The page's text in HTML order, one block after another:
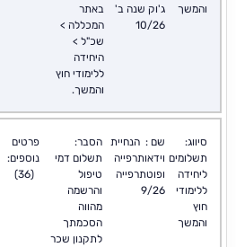
והמשך
ג'וק שנה ב'
10/26
באתר
המכללה >
שכ"ל >
היחידה
ללימודי חוץ
והמשך.
סיווג:
תשלומים
ליחידה
ללימודי
חוץ
והמשך
שם : הנחיית
וידאותרפייה
ופוטתרפייה
9/26
הסבר:
תשלום דמי
טיפול
והרשמה
מהווה
הסכמתך
לתקנון שכר
פרטים
נוספים:
(36)